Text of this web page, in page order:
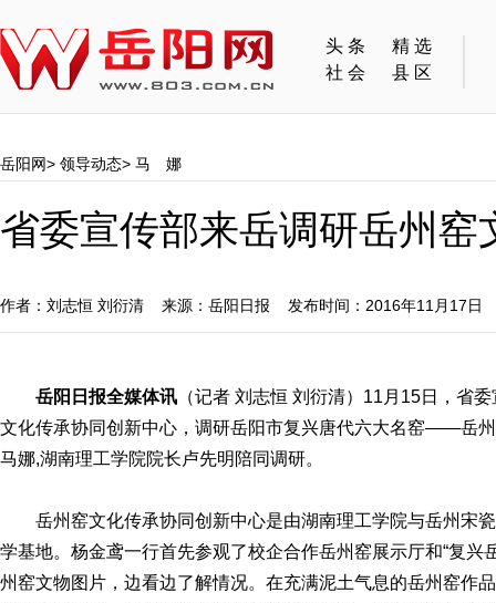
头条
精选
社会
县区
岳阳网> 领导动态> 马 娜
省委宣传部来岳调研岳州窑
作者：刘志恒 刘衍清 来源：岳阳日报 发布时间：2016年11月17日
岳阳日报全媒体讯 （记者 刘志恒 刘衍清）11月15日，省
文化传承协同创新中心，调研岳阳市复兴唐代六大名窑——岳
马娜,湖南理工学院院长卢先明陪同调研。
岳州窑文化传承协同创新中心是由湖南理工学院与岳州宋
学基地。杨金鸢一行首先参观了校企合作岳州窑展示厅和“复兴
州窑文物图片，边看边了解情况。在充满泥土气息的岳州窑作